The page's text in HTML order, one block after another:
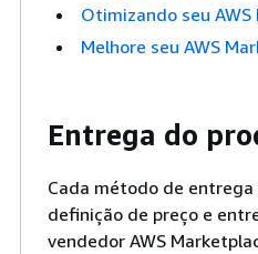
Otimizando seu
Melhore seu AWS
Entrega do
Cada método de
definição de preço e
vendedor AWS